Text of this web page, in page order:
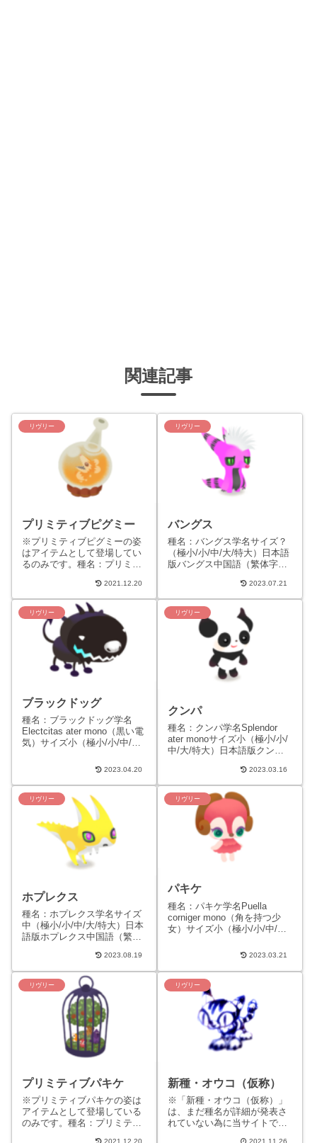
関連記事
リヴリー
プリミティブピグミー
※プリミティブピグミーの姿
はアイテムとして登場してい
るのみです。種名：プリミテ
PRIMITIVE-PYGMY学名：
splendor ori...
2021.12.20
リヴリー
バングス
種名：バングス学名サイズ？
（極小/小/中/大/特大）日本語
版バングス中国語（繁体字）
カ状の毛が特徴のリヴリー。
移動の際は前足を地面...
2023.07.21
リヴリー
ブラックドッグ
種名：ブラックドッグ学名
Electcitas ater mono（黒い電
気）サイズ小（極小/小/中/大/
グ中国語（繁体字）版黑犬英
2023.04.20
リヴリー
クンパ
種名：クンパ学名Splendor
ater monoサイズ小（極小/小/
中/大/特大）日本語版クンパ
版KUMPA生態はピグミーの
系統だ...
2023.03.16
リヴリー
ホプレクス
種名：ホプレクス学名サイズ
中（極小/小/中/大/特大）日本
語版ホプレクス中国語（繁体
と哺乳類を合わせたようなリ
ヴリー。跳躍力に優れ...
2023.08.19
リヴリー
パキケ
種名：パキケ学名Puella
corniger mono（角を持つ少
女）サイズ小（極小/小/中/大/
（繁体字）版毛咩咩英語版
2023.03.21
リヴリー
プリミティブパキケ
※プリミティブパキケの姿は
アイテムとして登場している
のみです。種名：プリミティ
リヴリー
新種・オウコ（仮称）
※「新種・オウコ（仮称）」
は、まだ種名が詳細が発表さ
れていない為に当サイトで呼